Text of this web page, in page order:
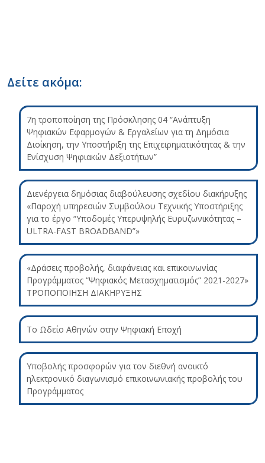
Δείτε ακόμα:
7η τροποποίηση της Πρόσκλησης 04 “Ανάπτυξη
Ψηφιακών Εφαρμογών & Εργαλείων για τη Δημόσια
Διοίκηση, την Υποστήριξη της Επιχειρηματικότητας & την
Ενίσχυση Ψηφιακών Δεξιοτήτων”
Διενέργεια δημόσιας διαβούλευσης σχεδίου διακήρυξης
«Παροχή υπηρεσιών Συμβούλου Τεχνικής Υποστήριξης
για το έργο “Υποδομές Υπερυψηλής Ευρυζωνικότητας –
ULTRA-FAST BROADBAND”»
«Δράσεις προβολής, διαφάνειας και επικοινωνίας
Προγράμματος “Ψηφιακός Μετασχηματισμός” 2021-2027»
ΤΡΟΠΟΠΟΙΗΣΗ ΔΙΑΚΗΡΥΞΗΣ
Το Ωδείο Αθηνών στην Ψηφιακή Εποχή
Υποβολής προσφορών για τον διεθνή ανοικτό
ηλεκτρονικό διαγωνισμό επικοινωνιακής προβολής του
Προγράμματος